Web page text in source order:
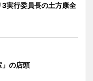
実行委員長の土方康全
」の店頭